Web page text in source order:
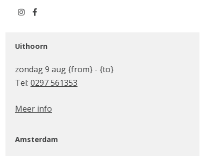
Uithoorn
zondag 9 aug {from} - {to}
Tel: 0297 561353
Meer info
Amsterdam